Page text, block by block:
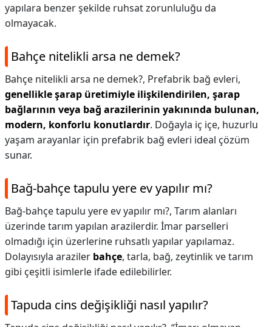
yapılara benzer şekilde ruhsat zorunluluğu da
olmayacak.
Bahçe nitelikli arsa ne demek?
Bahçe nitelikli arsa ne demek?, Prefabrik bağ evleri,
genellikle şarap üretimiyle ilişkilendirilen, şarap
bağlarının veya bağ arazilerinin yakınında bulunan,
modern, konforlu konutlardır. Doğayla iç içe, huzurlu
yaşam arayanlar için prefabrik bağ evleri ideal çözüm
sunar.
Bağ-bahçe tapulu yere ev yapılır mı?
Bağ-bahçe tapulu yere ev yapılır mı?, Tarım alanları
üzerinde tarım yapılan arazilerdir. İmar parselleri
olmadığı için üzerlerine ruhsatlı yapılar yapılamaz.
Dolayısıyla araziler bahçe, tarla, bağ, zeytinlik ve tarım
gibi çeşitli isimlerle ifade edilebilirler.
Tapuda cins değişikliği nasıl yapılır?